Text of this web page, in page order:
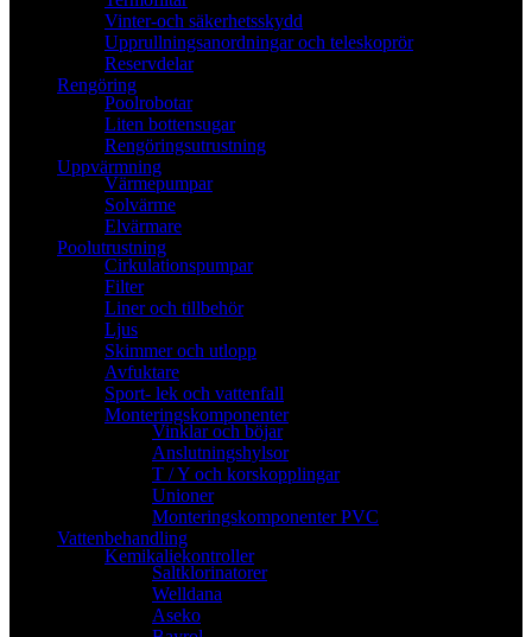
Vinter-och säkerhetsskydd
Upprullningsanordningar och teleskoprör
Reservdelar
Rengöring
Poolrobotar
Liten bottensugar
Rengöringsutrustning
Uppvärmning
Värmepumpar
Solvärme
Elvärmare
Poolutrustning
Cirkulationspumpar
Filter
Liner och tillbehör
Ljus
Skimmer och utlopp
Avfuktare
Sport- lek och vattenfall
Monteringskomponenter
Vinklar och böjar
Anslutningshylsor
T / Y och korskopplingar
Unioner
Monteringskomponenter PVC
Vattenbehandling
Kemikaliekontroller
Saltklorinatorer
Welldana
Aseko